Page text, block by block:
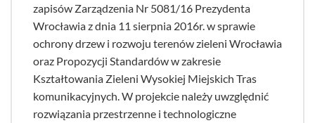
zapisów Zarządzenia Nr 5081/16 Prezydenta
Wrocławia z dnia 11 sierpnia 2016r. w sprawie
ochrony drzew i rozwoju terenów zieleni Wrocławia
oraz Propozycji Standardów w zakresie
Kształtowania Zieleni Wysokiej Miejskich Tras
komunikacyjnych. W projekcie należy uwzględnić
rozwiązania przestrzenne i technologiczne